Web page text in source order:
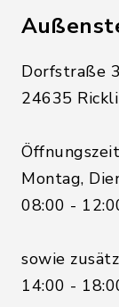
Dorfstraße
24635
Montag,
08:00 -
sowie
14:00 -